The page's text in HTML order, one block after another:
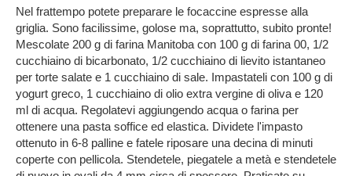
Nel frattempo potete preparare le focaccine espresse alla
griglia. Sono facilissime, golose ma, soprattutto, subito pronte!
Mescolate 200 g di farina Manitoba con 100 g di farina 00, 1/2
cucchiaino di bicarbonato, 1/2 cucchiaino di lievito istantaneo
per torte salate e 1 cucchiaino di sale. Impastateli con 100 g di
yogurt greco, 1 cucchiaino di olio extra vergine di oliva e 120
ml di acqua. Regolatevi aggiungendo acqua o farina per
ottenere una pasta soffice ed elastica. Dividete l'impasto
ottenuto in 6-8 palline e fatele riposare una decina di minuti
coperte con pellicola. Stendetele, piegatele a metà e stendetele